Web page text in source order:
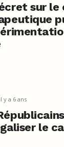
sur le
il y a 6 ans
le